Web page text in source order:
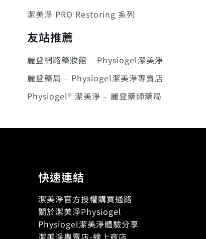
潔美淨 PRO Restoring 系列
友站推薦
麗登網路藥妝館 – Physiogel潔美淨
麗登藥局 – Physiogel潔美淨專賣店
Physiogel® 潔美淨 – 麗登藥師藥局
快速連結
潔美淨官方授權購買通路
關於潔美淨Physiogel
Physiogel潔美淨體驗分享